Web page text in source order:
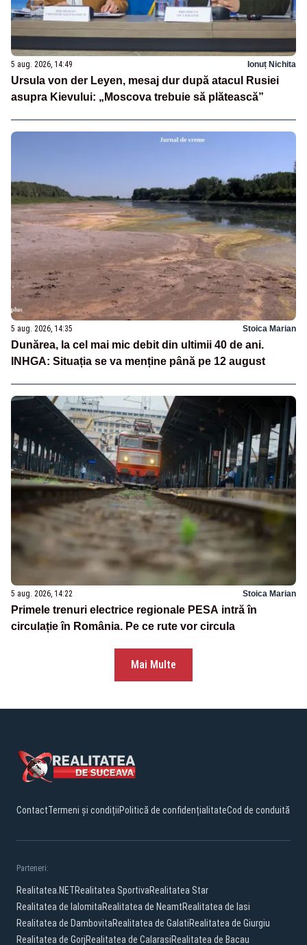
5 aug. 2026, 14:49 Ionuț Nichita
Ursula von der Leyen, mesaj dur după atacul Rusiei
asupra Kievului: „Moscova trebuie să plătească”
5 aug. 2026, 14:35 Stoica Marian
Dunărea, la cel mai mic debit din ultimii 40 de ani.
INHGA: Situația se va menține până pe 12 august
5 aug. 2026, 14:22 Stoica Marian
Primele trenuri electrice regionale PESA intră în
circulație în România. Pe ce rute vor circula
Mai Multe
ContactTermeni și condițiiPolitică de confidențialitateCod de conduită
Parteneri:
Realitatea.NETRealitatea SportivaRealitatea Star
Realitatea de IalomitaRealitatea de NeamtRealitatea de Iasi
Realitatea de DambovitaRealitatea de GalatiRealitatea de Giurgiu
Realitatea de GorjRealitatea de CalarasiRealitatea de Bacau